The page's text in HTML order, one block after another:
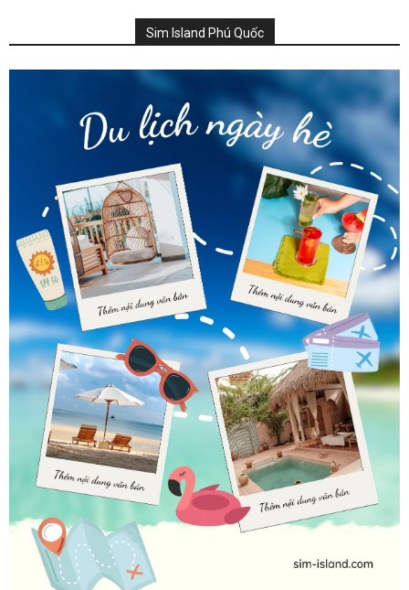
Sim Island Phú Quốc